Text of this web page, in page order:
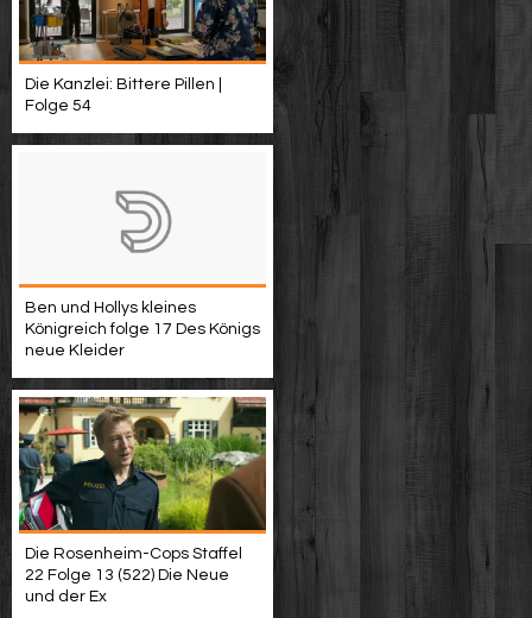
Die Kanzlei: Bittere Pillen |
Folge 54
Ben und Hollys kleines
Königreich folge 17 Des Königs
neue Kleider
Die Rosenheim-Cops Staffel
22 Folge 13 (522) Die Neue
und der Ex